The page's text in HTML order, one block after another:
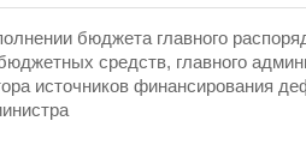
бюджета главного
средств, главного
источников финансирования